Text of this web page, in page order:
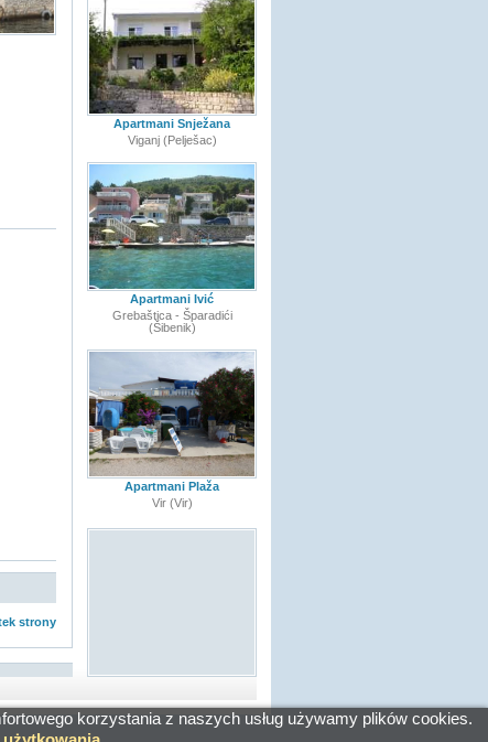
strony
Apartmani Snježana
Viganj (Pelješac)
Apartmani Ivić
Grebaštica - Šparadići
(Šibenik)
Apartmani Plaža
Vir (Vir)
korzystania z naszych usług używamy plików cookies.